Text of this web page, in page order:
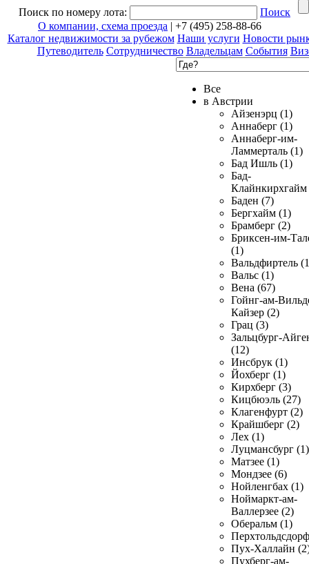
Поиск по номеру лота:
Поиск
О компании, схема проезда | +7 (495) 258-88-66
Каталог недвижимости за рубежом Наши услуги Новости
Путеводитель Сотрудничество Владельцам События
Все
в Австрии
Айзенэрц (1)
Аннаберг (1)
Аннаберг-им-
Ламмерталь (1)
Бад Ишль (1)
Бад-
Клайнкирхгайм
Баден (7)
Бергхайм (1)
Брамберг (2)
Бриксен-им-
(1)
Вальдфиртель
Вальс (1)
Вена (67)
Гойнг-ам-
Кайзер (2)
Грац (3)
Зальцбург-
(12)
Инсбрук (1)
Йохберг (1)
Кирхберг (3)
Кицбюэль (27)
Клагенфурт (2)
Крайшберг (2)
Лех (1)
Луцмансбург (1)
Матзее (1)
Мондзее (6)
Нойленгбах (1)
Ноймаркт-ам-
Валлерзее (2)
Оберальм (1)
Пух-Халлайн
Пухберг-ам-